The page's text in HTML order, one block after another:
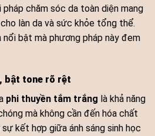
pháp chăm sóc da toàn diện mang
làn da và sức khỏe tổng thể.
bật mà phương pháp này đem
bật tone rõ rệt
phi thuyền tắm trắng là khả năng
mà không cần đến hóa chất
kết hợp giữa ánh sáng sinh học